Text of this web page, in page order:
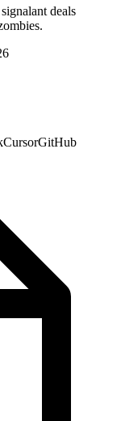
deals
CursorGitHub